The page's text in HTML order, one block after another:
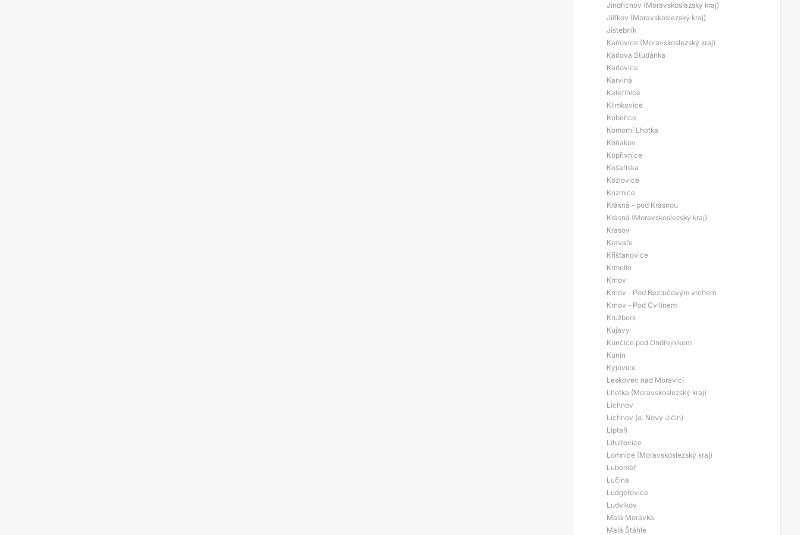
Jindřichov (Moravskoslezský kraj)
Jiříkov (Moravskoslezský kraj)
Jistebník
Kaňovice (Moravskoslezský kraj)
Karlova Studánka
Karlovice
Karviná
Kateřinice
Klimkovice
Kobeřice
Komorní Lhotka
Koňakov
Kopřivnice
Košařiska
Kozlovice
Kozmice
Krásná - pod Krásnou
Krásná (Moravskoslezský kraj)
Krasov
Kravaře
Křišťanovice
Krmelín
Krnov
Krnov - Pod Bezručovým vrchem
Krnov - Pod Cvilínem
Kružberk
Kujavy
Kunčice pod Ondřejníkem
Kunín
Kyjovice
Leskovec nad Moravicí
Lhotka (Moravskoslezský kraj)
Lichnov
Lichnov (o. Nový Jičín)
Liptaň
Litultovice
Lomnice (Moravskoslezský kraj)
Luboměř
Lučina
Ludgeřovice
Ludvíkov
Malá Morávka
Malá Štáhle